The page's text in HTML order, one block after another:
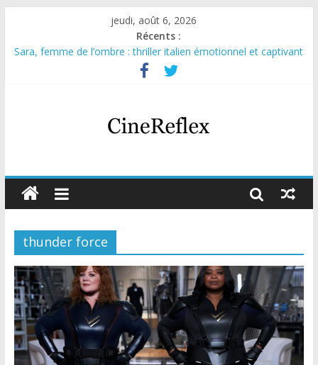
jeudi, août 6, 2026
Récents :
Sara, femme de l’ombre : thriller italien émotionnel et captivant
Journal d’une fille larguée : nouvelle série suédoise sur Netflix
Aema : mini-série sur le tournage d’un film érotique devenu
Glass Heart : excellente série musicale avec Takeru Satō
Olympo, saison 1 : nouvelle série qui séduira les fans de
thunder force